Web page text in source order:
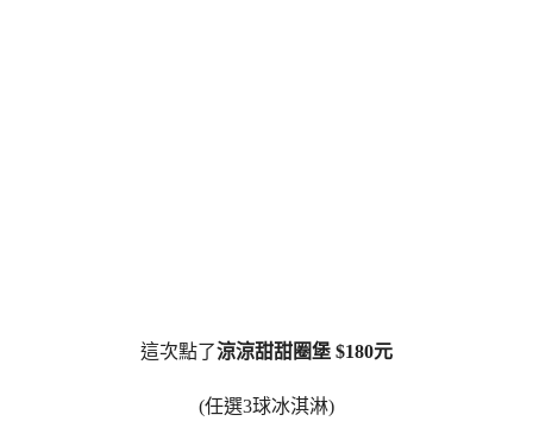
這次點了涼涼甜甜圈堡 $180元
(任選3球冰淇淋)